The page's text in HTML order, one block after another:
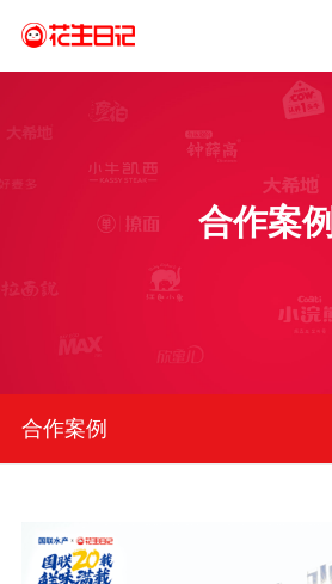
合作案例
合作案例